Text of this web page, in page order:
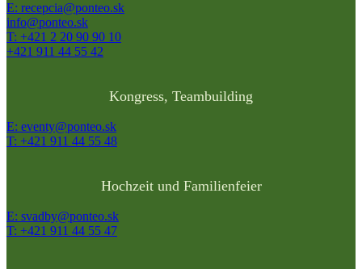
E: recepcia@ponteo.sk
info@ponteo.sk
T: +421 2 20 90 90 10
+421 911 44 55 42
Kongress, Teambuilding
E: eventy@ponteo.sk
T: +421 911 44 55 48
Hochzeit und Familienfeier
E: svadby@ponteo.sk
T: +421 911 44 55 47